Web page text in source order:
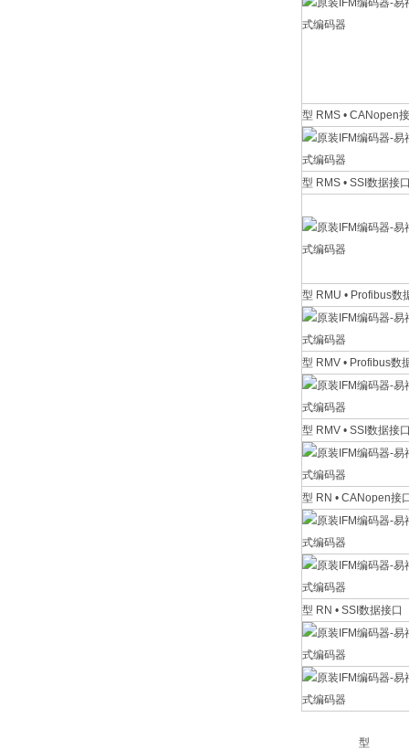
型 RMS • CANopen
型 RMS • SSI数据接
型 RMU • Profibus数
型 RMV • Profibus数
型 RMV • SSI数据接
型 RN • CANopen接
型 RN • SSI数据接口
型